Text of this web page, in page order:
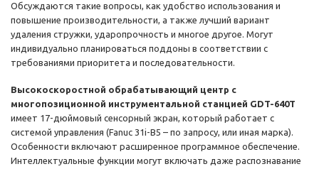
Обсуждаются такие вопросы, как удобство использования и
повышение производительности, а также лучший вариант
удаления стружки, ударопрочность и многое другое. Могут
индивидуально планироваться поддоны в соответствии с
требованиями приоритета и последовательности.
Высокоскоростной обрабатывающий центр с
многопозиционной инструментальной станцией GDT-640T
имеет 17-дюймовый сенсорный экран, который работает с
системой управления (Fanuc 31i-B5 – по запросу, или иная марка).
Особенности включают расширенное программное обеспечение.
Интеллектуальные функции могут включать даже распознавание